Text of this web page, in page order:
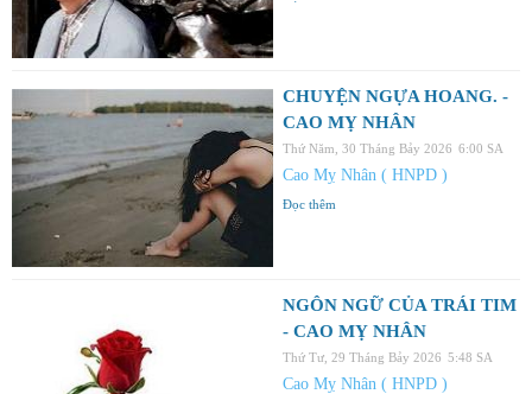
CHUYỆN NGỰA HOANG. -
CAO MỴ NHÂN
Thứ Năm, 30 Tháng Bảy 2026 6:00 SA
Cao Mỵ Nhân ( HNPD )
Đọc thêm
NGÔN NGỮ CỦA TRÁI TIM
- CAO MỴ NHÂN
Thứ Tư, 29 Tháng Bảy 2026 5:48 SA
Cao Mỵ Nhân ( HNPD )